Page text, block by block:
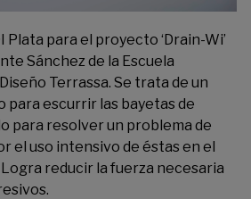
Plata para el proyecto ‘Drain-Wi’
Sánchez de la Escuela
Terrassa. Se trata de un
para escurrir las bayetas de
para resolver un problema de
el uso intensivo de éstas en el
reducir la fuerza necesaria